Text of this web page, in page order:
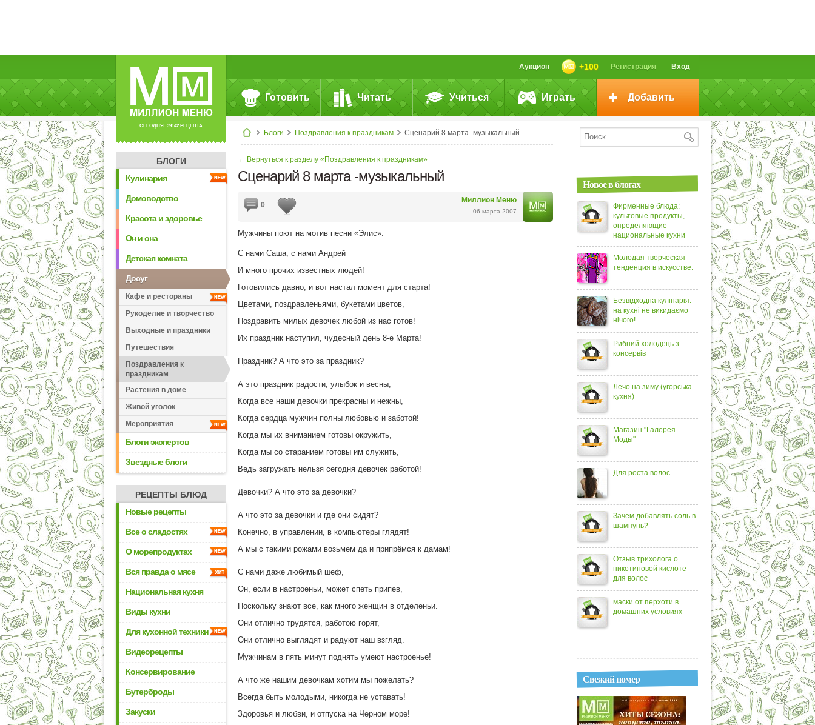
СЕГОДНЯ: 39142 РЕЦЕПТА
Вход
Регистрация
+100
Аукцион
Готовить Читать Учиться Играть Добавить
Блоги Поздравления к праздникам Сценарий 8 марта -музыкальный
БЛОГИ
Кулинария
Домоводство
Красота и здоровье
Он и она
Детская комната
Досуг
Кафе и рестораны
Рукоделие и творчество
Выходные и праздники
Путешествия
Поздравления к
праздникам
Растения в доме
Живой уголок
Мероприятия
Блоги экспертов
Звездные блоги
РЕЦЕПТЫ БЛЮД
Новые рецепты
Все о сладостях
О морепродуктах
Вся правда о мясе
Национальная кухня
Виды кухни
Для кухонной техники
Видеорецепты
Консервирование
Бутерброды
Закуски
← Вернуться к разделу «Поздравления к праздникам»
Сценарий 8 марта -музыкальный
Миллион Меню
06 марта 2007
0
Мужчины поют на мотив песни «Элис»:
С нами Саша, с нами Андрей
И много прочих известных людей!
Готовились давно, и вот настал момент для старта!
Цветами, поздравленьями, букетами цветов,
Поздравить милых девочек любой из нас готов!
Их праздник наступил, чудесный день 8-е Марта!
Праздник? А что это за праздник?
А это праздник радости, улыбок и весны,
Когда все наши девочки прекрасны и нежны,
Когда сердца мужчин полны любовью и заботой!
Когда мы их вниманием готовы окружить,
Когда мы со старанием готовы им служить,
Ведь загружать нельзя сегодня девочек работой!
Девочки? А что это за девочки?
А что это за девочки и где они сидят?
Конечно, в управлении, в компьютеры глядят!
А мы с такими рожами возьмем да и припрёмся к дамам!
С нами даже любимый шеф,
Он, если в настроеньи, может спеть припев,
Поскольку знают все, как много женщин в отделеньи.
Они отлично трудятся, работою горят,
Они отлично выглядят и радуют наш взгляд.
Мужчинам в пять минут поднять умеют настроенье!
А что же нашим девочкам хотим мы пожелать?
Всегда быть молодыми, никогда не уставать!
Здоровья и любви, и отпуска на Черном море!
Новое в блогах
Фирменные блюда:
культовые продукты,
определяющие
национальные кухни
Молодая творческая
тенденция в искусстве.
Безвідходна кулінарія:
на кухні не викидаємо
нічого!
Рибний холодець з
консервів
Лечо на зиму (угорська
кухня)
Магазин "Галерея
Моды"
Для роста волос
Зачем добавлять соль в
шампунь?
Отзыв трихолога о
никотиновой кислоте
для волос
маски от перхоти в
домашних условиях
Свежий номер